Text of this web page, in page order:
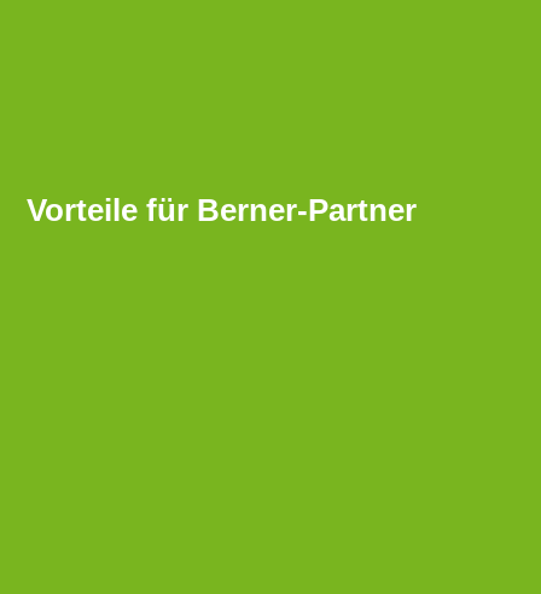
Vorteile für Berner-Partner